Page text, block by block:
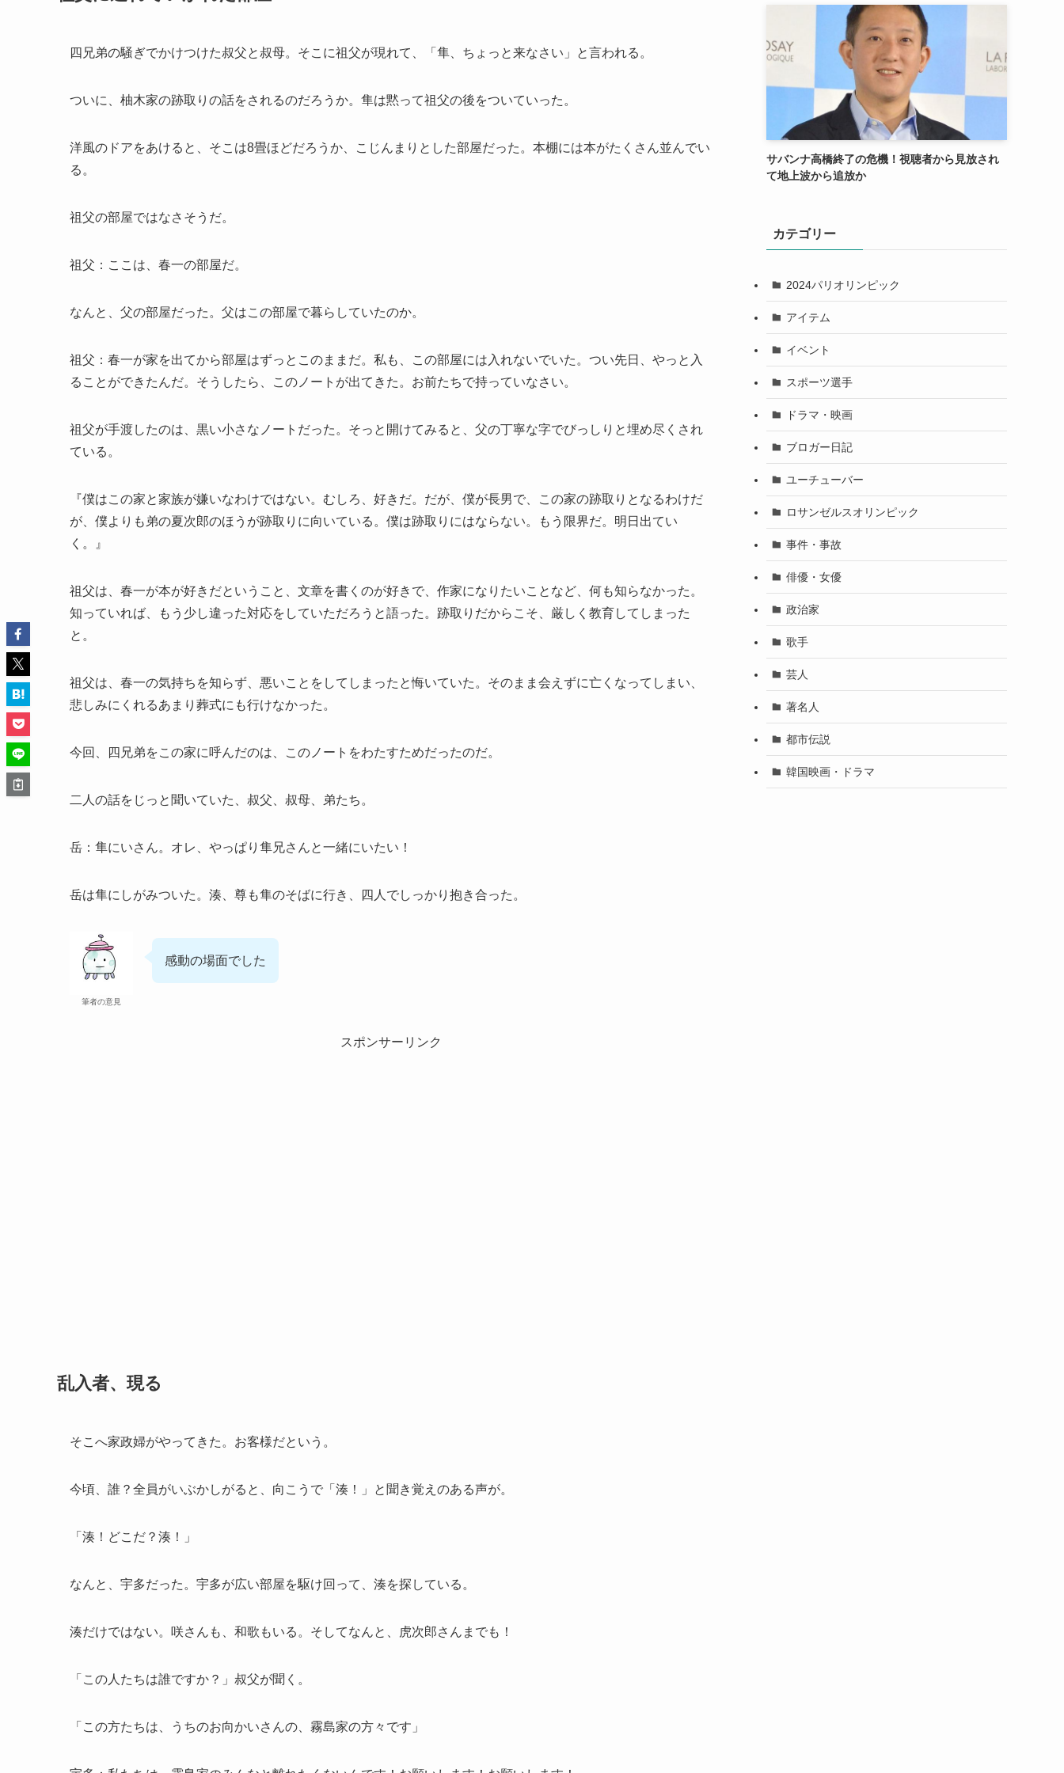
四兄弟の騒ぎでかけつけた叔父と叔母。そこに祖父が現れて、「隼、ちょっと来なさい」と言われる。
ついに、柚木家の跡取りの話をされるのだろうか。隼は黙って祖父の後をついていった。
洋風のドアをあけると、そこは8畳ほどだろうか、こじんまりとした部屋だった。本棚には本がたくさん並んでい
る。
祖父の部屋ではなさそうだ。
祖父：ここは、春一の部屋だ。
なんと、父の部屋だった。父はこの部屋で暮らしていたのか。
祖父：春一が家を出てから部屋はずっとこのままだ。私も、この部屋には入れないでいた。つい先日、やっと入
ることができたんだ。そうしたら、このノートが出てきた。お前たちで持っていなさい。
祖父が手渡したのは、黒い小さなノートだった。そっと開けてみると、父の丁寧な字でびっしりと埋め尽くされ
ている。
『僕はこの家と家族が嫌いなわけではない。むしろ、好きだ。だが、僕が長男で、この家の跡取りとなるわけだ
が、僕よりも弟の夏次郎のほうが跡取りに向いている。僕は跡取りにはならない。もう限界だ。明日出てい
く。』
祖父は、春一が本が好きだということ、文章を書くのが好きで、作家になりたいことなど、何も知らなかった。
知っていれば、もう少し違った対応をしていただろうと語った。跡取りだからこそ、厳しく教育してしまった
と。
祖父は、春一の気持ちを知らず、悪いことをしてしまったと悔いていた。そのまま会えずに亡くなってしまい、
悲しみにくれるあまり葬式にも行けなかった。
今回、四兄弟をこの家に呼んだのは、このノートをわたすためだったのだ。
二人の話をじっと聞いていた、叔父、叔母、弟たち。
岳：隼にいさん。オレ、やっぱり隼兄さんと一緒にいたい！
岳は隼にしがみついた。湊、尊も隼のそばに行き、四人でしっかり抱き合った。
筆者の意見
感動の場面でした
スポンサーリンク
乱入者、現る
そこへ家政婦がやってきた。お客様だという。
今頃、誰？全員がいぶかしがると、向こうで「湊！」と聞き覚えのある声が。
「湊！どこだ？湊！」
なんと、宇多だった。宇多が広い部屋を駆け回って、湊を探している。
湊だけではない。咲さんも、和歌もいる。そしてなんと、虎次郎さんまでも！
「この人たちは誰ですか？」叔父が聞く。
「この方たちは、うちのお向かいさんの、霧島家の方々です」
サバンナ高橋終了の危機！視聴者から見放され
て地上波から追放か
カテゴリー
2024パリオリンピック
アイテム
イベント
スポーツ選手
ドラマ・映画
ブロガー日記
ユーチューバー
ロサンゼルスオリンピック
事件・事故
俳優・女優
政治家
歌手
芸人
著名人
都市伝説
韓国映画・ドラマ